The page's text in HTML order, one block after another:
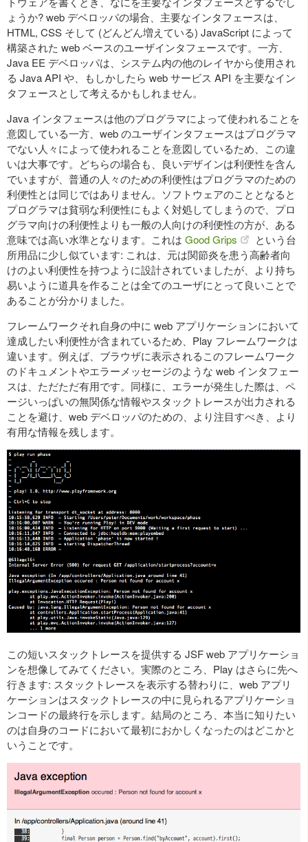
ょうか? web デベロッパの場合、主要なインタフェースは、
HTML, CSS そして (どんどん増えている) JavaScript によって
構築された web ベースのユーザインタフェースです。一方、
Java EE デベロッパは、システム内の他のレイヤから使用され
る Java API や、もしかしたら web サービス API を主要なイン
タフェースとして考えるかもしれません。
Java インタフェースは他のプログラマによって使われることを
意図している一方、web のユーザインタフェースはプログラマ
でない人々によって使われることを意図しているため、この違
いは大事です。どちらの場合も、良いデザインは利便性を含ん
でいますが、普通の人々のための利便性はプログラマのための
利便性とは同じではありません。ソフトウェアのこととなると
プログラマは貧弱な利便性にもよく対処してしまうので、プロ
グラマ向けの利便性よりも一般の人向けの利便性の方が、ある
意味では高い水準となります。これは Good Grips
という台
所用品に少し似ています: これは、元は関節炎を患う高齢者向
けのよい利便性を持つように設計されていましたが、より持ち
易いように道具を作ることは全てのユーザにとって良いことで
あることが分かりました。
フレームワークそれ自身の中に web アプリケーションにおいて
達成したい利便性が含まれているため、Play フレームワークは
違います。例えば、ブラウザに表示されるこのフレームワーク
のドキュメントやエラーメッセージのような web インタフェー
スは、ただただ有用です。同様に、エラーが発生した際は、ペ
ージいっぱいの無関係な情報やスタックトレースが出力される
ことを避け、web デベロッパのための、より注目すべき、より
有用な情報を残します。
この短いスタックトレースを提供する JSF web アプリケーショ
ンを想像してみてください。実際のところ、Play はさらに先へ
行きます: スタックトレースを表示する替わりに、web アプリ
ケーションはスタックトレースの中に見られるアプリケーショ
ンコードの最終行を示します。結局のところ、本当に知りたい
のは自身のコードにおいて最初におかしくなったのはどこかと
いうことです。